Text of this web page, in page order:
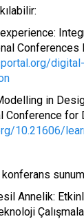
experience:
Conferences
in
for
10.21606/
Annelik: